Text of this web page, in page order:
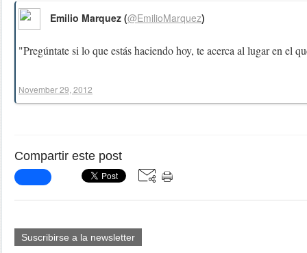
"Pregúntate si lo que estás haciendo hoy, te acerca al lugar en el
Emilio Marquez (@EmilioMarquez)
November 29, 2012
Compartir este post
Suscribirse a la newsletter